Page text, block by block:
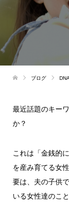
ブログ
最近話題のキー
か？
これは「金銭的
を産み育てる女
要は、夫の子供
いる女性達のこ